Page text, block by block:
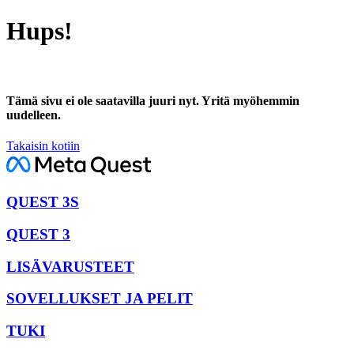
Hups!
Tämä sivu ei ole saatavilla juuri nyt. Yritä myöhemmin
uudelleen.
Takaisin kotiin
QUEST 3S
QUEST 3
LISÄVARUSTEET
SOVELLUKSET JA PELIT
TUKI